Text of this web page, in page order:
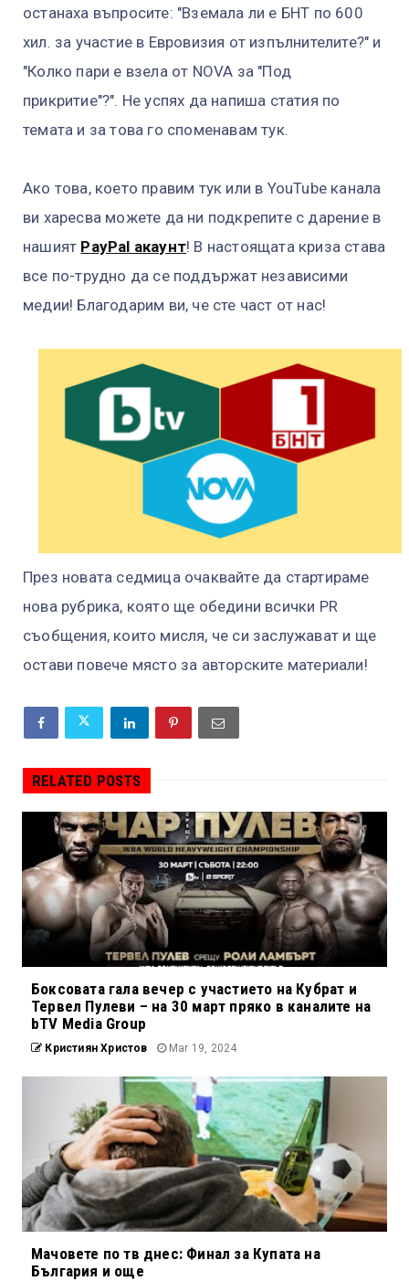
останаха въпросите: "Вземала ли е БНТ по 600
хил. за участие в Евровизия от изпълнителите?" и
"Колко пари е взела от NOVA за "Под
прикритие"?". Не успях да напиша статия по
темата и за това го споменавам тук.
Ако това, което правим тук или в YouTube канала
ви харесва можете да ни подкрепите с дарение в
нашият PayPal акаунт! В настоящата криза става
все по-трудно да се поддържат независими
медии! Благодарим ви, че сте част от нас!
През новата седмица очаквайте да стартираме
нова рубрика, която ще обедини всички PR
съобщения, които мисля, че си заслужават и ще
остави повече място за авторските материали!
RELATED POSTS
Боксовата гала вечер с участието на Кубрат и
Тервел Пулеви – на 30 март пряко в каналите на
bTV Media Group
Кристиян Христов Mar 19, 2024
Мачовете по тв днес: Финал за Купата на
България и още